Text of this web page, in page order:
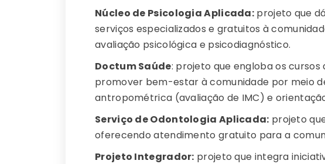
Núcleo de Psicologia Aplicada: projeto que
serviços especializados e gratuitos à
avaliação psicológica e psicodiagnóstico.
Doctum Saúde: projeto que engloba os
promover bem-estar à comunidade por meio
antropométrica (avaliação de IMC) e
Serviço de Odontologia Aplicada: projeto
oferecendo atendimento gratuito para a
Projeto Integrador: projeto que integra